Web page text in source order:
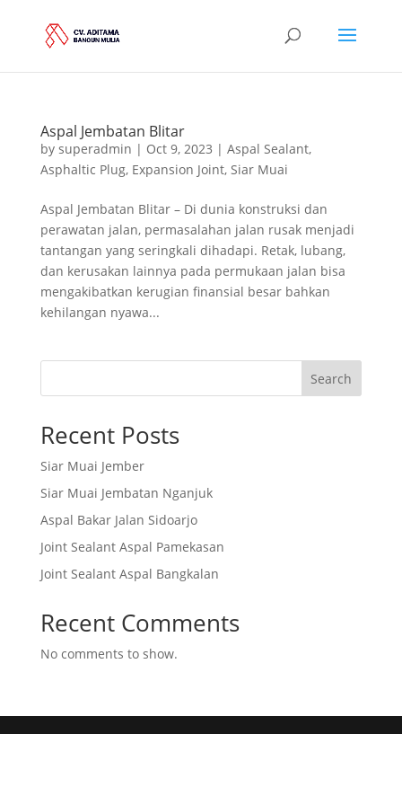
Aspal Jembatan Blitar
by superadmin | Oct 9, 2023 | Aspal Sealant,
Asphaltic Plug, Expansion Joint, Siar Muai
Aspal Jembatan Blitar – Di dunia konstruksi dan
perawatan jalan, permasalahan jalan rusak menjadi
tantangan yang seringkali dihadapi. Retak, lubang,
dan kerusakan lainnya pada permukaan jalan bisa
mengakibatkan kerugian finansial besar bahkan
kehilangan nyawa...
Search
Recent Posts
Siar Muai Jember
Siar Muai Jembatan Nganjuk
Aspal Bakar Jalan Sidoarjo
Joint Sealant Aspal Pamekasan
Joint Sealant Aspal Bangkalan
Recent Comments
No comments to show.